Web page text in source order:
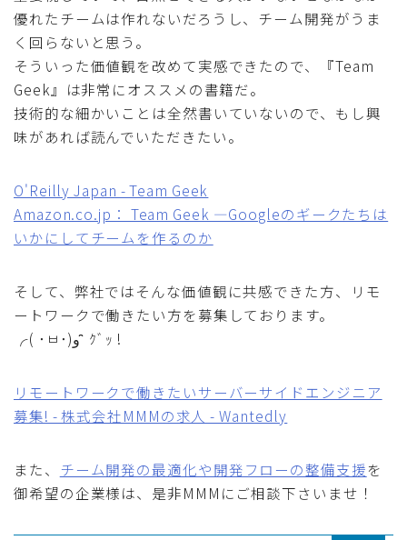
優れたチームは作れないだろうし、チーム開発がうま
く回らないと思う。
そういった価値観を改めて実感できたので、『Team
Geek』は非常にオススメの書籍だ。
技術的な細かいことは全然書いていないので、もし興
味があれば読んでいただきたい。
O'Reilly Japan - Team Geek
Amazon.co.jp： Team Geek ―Googleのギークたちは
いかにしてチームを作るのか
そして、弊社ではそんな価値観に共感できた方、リモ
ートワークで働きたい方を募集しております。
╭( ･ㅂ･)و ̑̑ ｸﾞｯ !
リモートワークで働きたいサーバーサイドエンジニア
募集! - 株式会社MMMの求人 - Wantedly
また、 チーム開発の最適化や開発フローの整備支援を
御希望の企業様は、是非MMMにご相談下さいませ！